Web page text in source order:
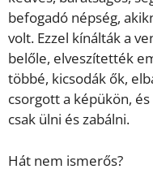
befogadó népség,
volt. Ezzel kínálták a
belőle, elveszítették
többé, kicsodák ők,
csorgott a képükön,
csak ülni és zabálni.
Hát nem ismerős?